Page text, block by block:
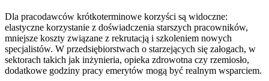
Dla pracodawców krótkoterminowe korzyści są widoczne:
elastyczne korzystanie z doświadczenia starszych pracowników,
mniejsze koszty związane z rekrutacją i szkoleniem nowych
specjalistów. W przedsiębiorstwach o starzejących się załogach, w
sektorach takich jak inżynieria, opieka zdrowotna czy rzemiosło,
dodatkowe godziny pracy emerytów mogą być realnym wsparciem.